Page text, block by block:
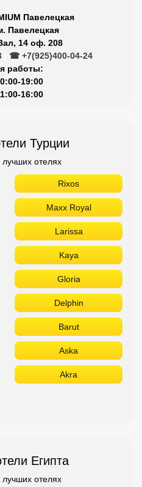
Павелецкая
Павелецкая
14 оф. 208
☎ +7(925)400-04-24
работы:
19:00
16:00
Турции
отелях
Rixos
Maxx Royal
Larissa
Kaya
Gloria
Delphin
Barut
Aska
Akra
Египта
отелях